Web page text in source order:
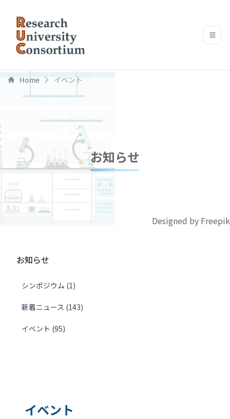
Home イベント
お知らせ
Designed by Freepik
お知らせ
シンポジウム (1)
新着ニュース (143)
イベント (95)
イベント